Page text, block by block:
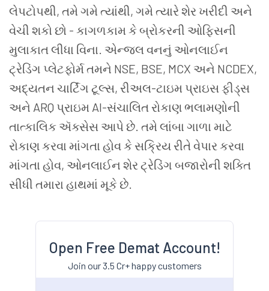
લેપટોપથી, તમે ગમે ત્યાંથી, ગમે ત્યારે શેર ખરીદી અને
વેચી શકો છો - કાગળકામ કે બ્રોકરની ઓફિસની
મુલાકાત લીધા વિના. એન્જલ વનનું ઓનલાઈન
ટ્રેડિંગ પ્લેટફોર્મ તમને NSE, BSE, MCX અને NCDEX,
અદ્યતન ચાર્ટિંગ ટૂલ્સ, રીઅલ-ટાઇમ પ્રાઇસ ફીડ્સ
અને ARQ પ્રાઇમ AI-સંચાલિત રોકાણ ભલામણોની
તાત્કાલિક ઍક્સેસ આપે છે. તમે લાંબા ગાળા માટે
રોકાણ કરવા માંગતા હોવ કે સક્રિય રીતે વેપાર કરવા
માંગતા હોવ, ઓનલાઈન શેર ટ્રેડિંગ બજારોની શક્તિ
સીધી તમારા હાથમાં મૂકે છે.
Open Free Demat Account!
Join our 3.5 Cr+ happy customers